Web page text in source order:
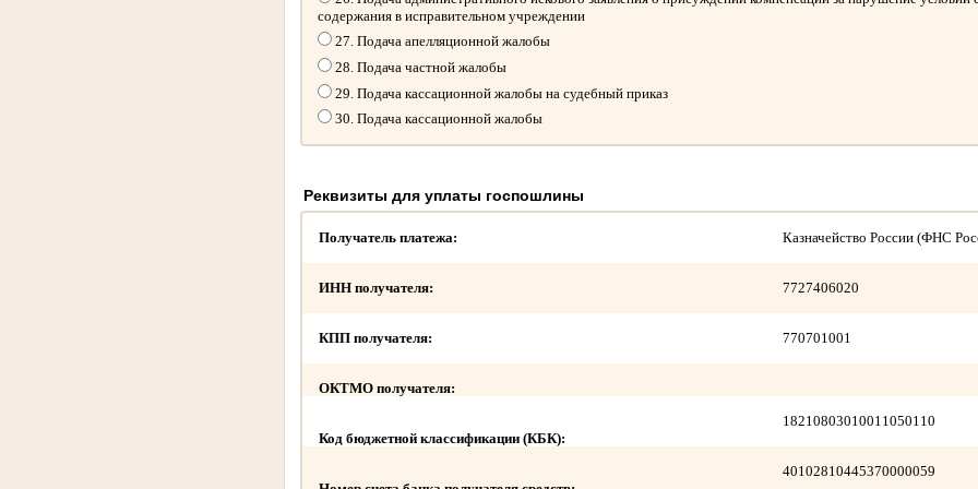
содержания в исправительном учреждении
27. Подача апелляционной жалобы
28. Подача частной жалобы
29. Подача кассационной жалобы на судебный приказ
30. Подача кассационной жалобы
Реквизиты для уплаты госпошлины
Получатель платежа: Казначейство России (ФНС
ИНН получателя: 7727406020
КПП получателя: 770701001
ОКТМО получателя:
Код бюджетной классификации (КБК):
18210803010011050110
40102810445370000059